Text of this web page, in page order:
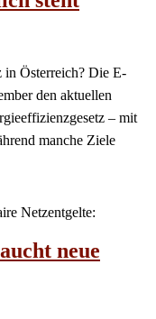
in Österreich? Die E-
den aktuellen
– mit
manche Ziele
Netzentgelte:
neue